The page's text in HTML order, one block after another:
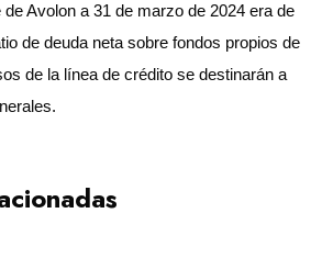
de Avolon a 31 de marzo de 2024 era de
de deuda neta sobre fondos propios de
de la línea de crédito se destinarán a